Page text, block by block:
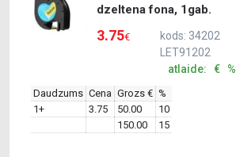
dzeltena fona, 1gab.
3.75€
kods: 34202
LET91202
atlaide: € %
Daudzums Cena Grozs € %
1+
3.75 50.00
10
150.00
15